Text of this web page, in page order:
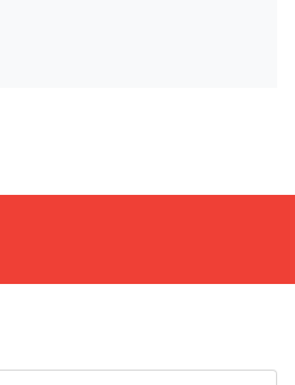
için bültenimize kaydolun